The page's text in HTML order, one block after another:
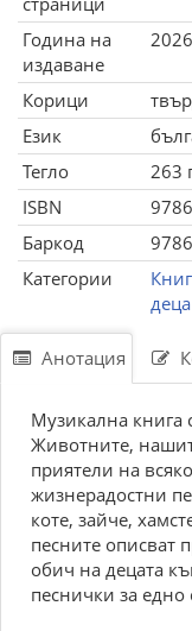
Година на
издаване
2026
Корици
Език
Тегло
263
ISBN
Баркод
Категории
Анотация
Музикална книга
Животните,
приятели на
жизнерадостни
коте, зайче,
песните описват
обич на децата
песнички за едно